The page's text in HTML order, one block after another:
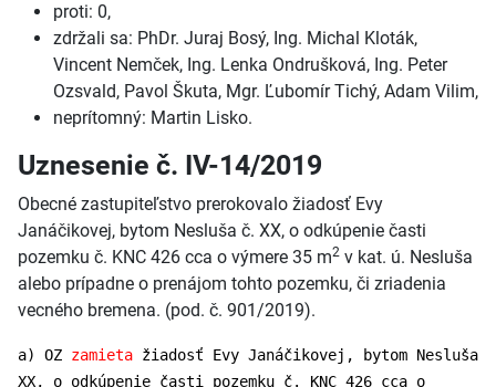
proti: 0,
zdržali sa: PhDr. Juraj Bosý, Ing. Michal Kloták,
Vincent Nemček, Ing. Lenka Ondrušková, Ing. Peter
Ozsvald, Pavol Škuta, Mgr. Ľubomír Tichý, Adam Vilim,
neprítomný: Martin Lisko.
Uznesenie č. IV-14/2019
Obecné zastupiteľstvo prerokovalo žiadosť Evy
Janáčikovej, bytom Nesluša č. XX, o odkúpenie časti
pozemku č. KNC 426 cca o výmere 35 m2 v kat. ú. Nesluša
alebo prípadne o prenájom tohto pozemku, či zriadenia
vecného bremena. (pod. č. 901/2019).
a) OZ zamieta žiadosť Evy Janáčikovej, bytom Nesluša
XX, o odkúpenie časti pozemku č. KNC 426 cca o